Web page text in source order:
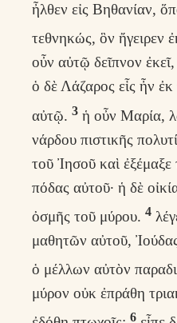
ἦλθεν εἰς Βηθανίαν,
τεθνηκώς, ὃν ἤγειρεν
οὖν αὐτῷ δεῖπνον
ὁ δὲ Λάζαρος εἷς ἦν
αὐτῷ. 3 ἡ οὖν Μαρία,
νάρδου πιστικῆς
τοῦ Ἰησοῦ καὶ ἐξέμαξε
πόδας αὐτοῦ· ἡ δὲ
ὀσμῆς τοῦ μύρου. 4
μαθητῶν αὐτοῦ,
ὁ μέλλων αὐτὸν
μύρον οὐκ ἐπράθη
6